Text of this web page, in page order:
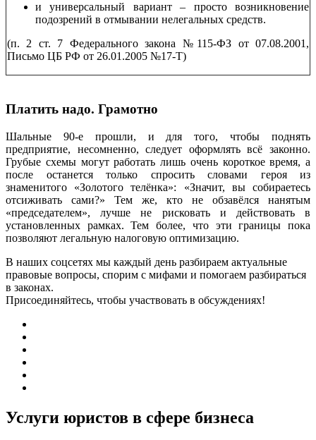
и универсальный вариант – просто возникновение
подозрений в отмывании нелегальных средств.
(п. 2 ст. 7 Федерального закона №115-ФЗ от 07.08.2001,
Письмо ЦБ РФ от 26.01.2005 №17-Т)
Платить надо. Грамотно
Шальные 90-е прошли, и для того, чтобы поднять
предприятие, несомненно, следует оформлять всё законно.
Грубые схемы могут работать лишь очень короткое время, а
после останется только спросить словами героя из
знаменитого «Золотого телёнка»: «Значит, вы собираетесь
отсиживать сами?» Тем же, кто не обзавёлся нанятым
«председателем», лучше не рисковать и действовать в
установленных рамках. Тем более, что эти границы пока
позволяют легальную налоговую оптимизацию.
В наших соцсетях мы каждый день разбираем актуальные
правовые вопросы, спорим с мифами и помогаем разбираться
в законах.
Присоединяйтесь, чтобы участвовать в обсуждениях!
Услуги юристов в сфере бизнеса